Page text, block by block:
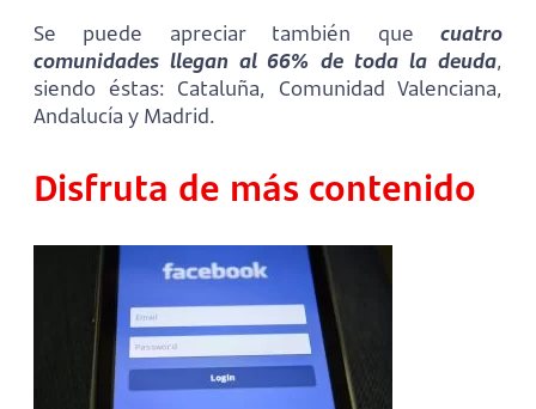
Se puede apreciar también que cuatro
comunidades llegan al 66% de toda la deuda,
siendo éstas: Cataluña, Comunidad Valenciana,
Andalucía y Madrid.
Disfruta de más contenido